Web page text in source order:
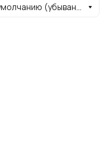
По умолчанию (убывание)